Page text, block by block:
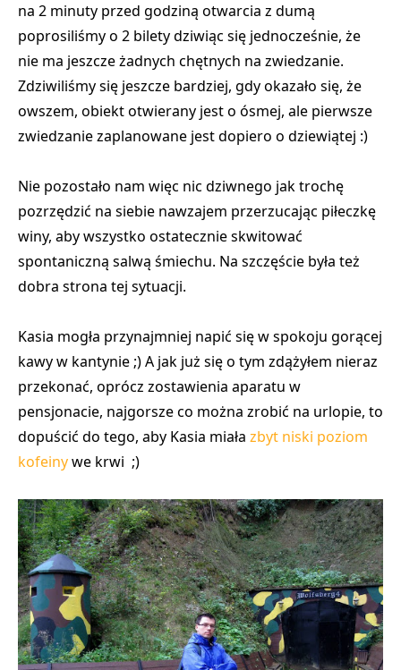
na 2 minuty przed godziną otwarcia z dumą
poprosiliśmy o 2 bilety dziwiąc się jednocześnie, że
nie ma jeszcze żadnych chętnych na zwiedzanie.
Zdziwiliśmy się jeszcze bardziej, gdy okazało się, że
owszem, obiekt otwierany jest o ósmej, ale pierwsze
zwiedzanie zaplanowane jest dopiero o dziewiątej :)
Nie pozostało nam więc nic dziwnego jak trochę
pozrzędzić na siebie nawzajem przerzucając piłeczkę
winy, aby wszystko ostatecznie skwitować
spontaniczną salwą śmiechu. Na szczęście była też
dobra strona tej sytuacji.
Kasia mogła przynajmniej napić się w spokoju gorącej
kawyw kantynie ;) A jak już się o tym zdążyłem nieraz
przekonać, oprócz zostawienia aparatu w
pensjonacie, najgorsze co można zrobić na urlopie, to
dopuścić do tego, aby Kasia miała zbyt niski poziom
kofeinywe krwi ;)